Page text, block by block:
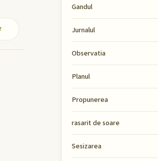
Gandul
Jurnalul
Observatia
Planul
Propunerea
rasarit de soare
Sesizarea